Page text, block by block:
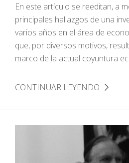
En este artículo se reeditan, a
principales hallazgos de una
varios años en el área de
que, por diversos motivos,
marco de la actual coyuntura
CONTINUAR LEYENDO